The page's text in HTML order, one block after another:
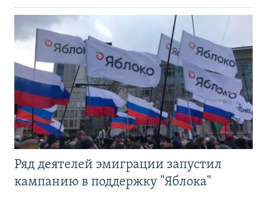
Ряд деятелей эмиграции запустил
кампанию в поддержку "Яблока"